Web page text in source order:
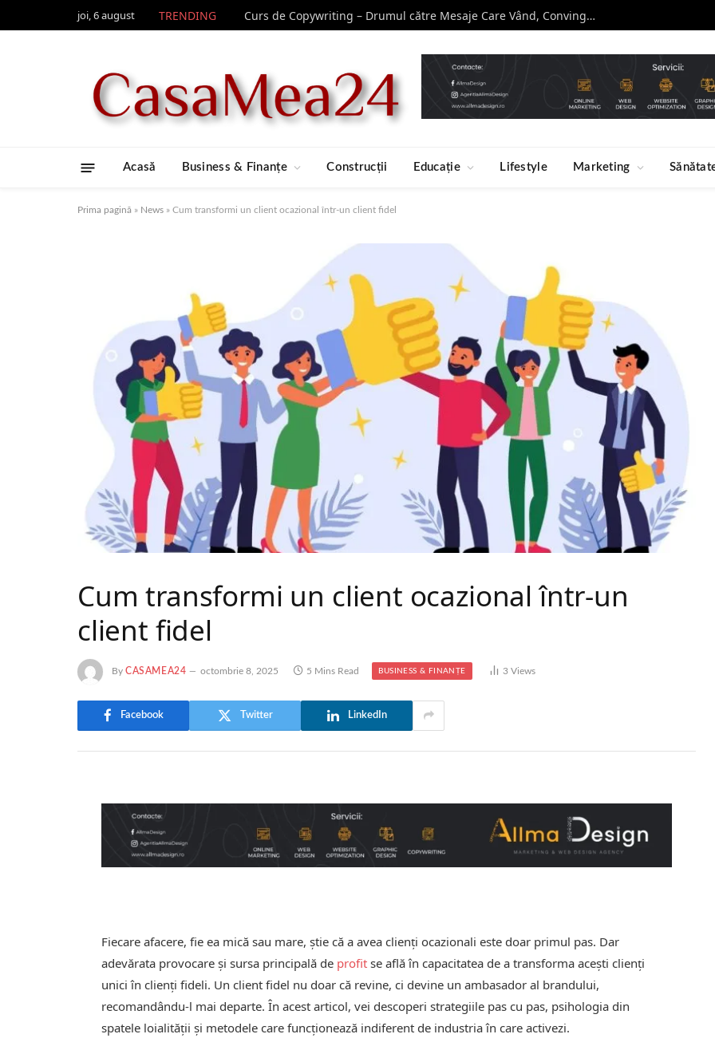
joi, 6 august TRENDING Curs de Copywriting – Drumul către Mesaje Care Vând, Conving și Construiesc Branduri Puternice
Acasă Business & Finanțe Construcții Educație Lifestyle Marketing
Prima pagină » News » Cum transformi un client ocazional într-un client fidel
Cum transformi un client ocazional într-un
client fidel
By CASAMEA24 octombrie 8, 2025 5 Mins Read BUSINESS & FINANȚE 3 Views
Facebook Twitter LinkedIn
Fiecare afacere, fie ea mică sau mare, știe că a avea clienți ocazionali este doar primul pas. Dar
adevărata provocare și sursa principală de profit se află în capacitatea de a transforma acești clienți
unici în clienți fideli. Un client fidel nu doar că revine, ci devine un ambasador al brandului,
recomandându-l mai departe. În acest articol, vei descoperi strategiile pas cu pas, psihologia din
spatele loialității și metodele care funcționează indiferent de industria în care activezi.